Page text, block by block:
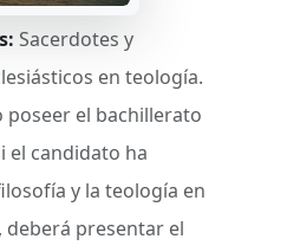
Sacerdotes y
en teología.
poseer el bachillerato
el candidato ha
y la teología en
deberá presentar el